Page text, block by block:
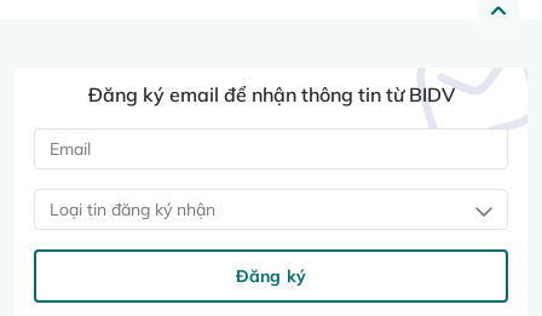
Đăng ký email để nhận thông tin từ BIDV
Loại tin đăng ký nhận
Đăng ký